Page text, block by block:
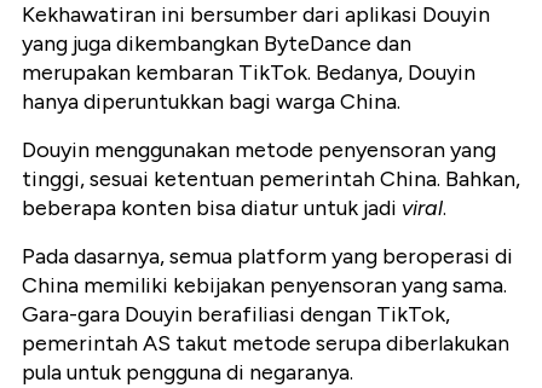
Kekhawatiran ini bersumber dari aplikasi Douyin
yang juga dikembangkan ByteDance dan
merupakan kembaran TikTok. Bedanya, Douyin
hanya diperuntukkan bagi warga China.
Douyin menggunakan metode penyensoran yang
tinggi, sesuai ketentuan pemerintah China. Bahkan,
beberapa konten bisa diatur untuk jadi viral.
Pada dasarnya, semua platform yang beroperasi di
China memiliki kebijakan penyensoran yang sama.
Gara-gara Douyin berafiliasi dengan TikTok,
pemerintah AS takut metode serupa diberlakukan
pula untuk pengguna di negaranya.